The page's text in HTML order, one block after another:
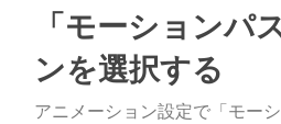
「モーションパ
ンを選択する
アニメーション設定で「モー